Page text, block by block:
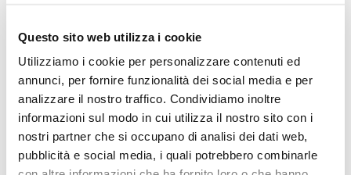
Questo sito web utilizza i cookie
Utilizziamo i cookie per personalizzare contenuti ed
annunci, per fornire funzionalità dei social media e per
analizzare il nostro traffico. Condividiamo inoltre
informazioni sul modo in cui utilizza il nostro sito con i
nostri partner che si occupano di analisi dei dati web,
pubblicità e social media, i quali potrebbero combinarle